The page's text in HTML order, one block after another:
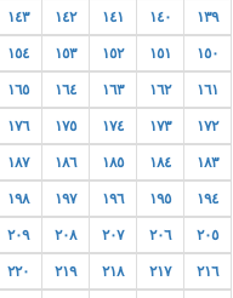
١٣٩ ١٤٠ ١٤١ ١٤٢ ١٤٣
١٥٠ ١٥١ ١٥٢ ١٥٣ ١٥٤
١٦١ ١٦٢ ١٦٣ ١٦٤ ١٦٥
١٧٢ ١٧٣ ١٧٤ ١٧٥ ١٧٦
١٨٣ ١٨٤ ١٨٥ ١٨٦ ١٨٧
١٩٤ ١٩٥ ١٩٦ ١٩٧ ١٩٨
٢٠٥ ٢٠٦ ٢٠٧ ٢٠٨ ٢٠٩
٢١٦ ٢١٧ ٢١٨ ٢١٩ ٢٢٠